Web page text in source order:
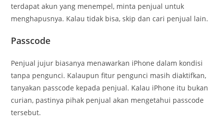
terdapat akun yang menempel, minta penjual untuk
menghapusnya. Kalau tidak bisa, skip dan cari penjual lain.
Passcode
Penjual jujur biasanya menawarkan iPhone dalam kondisi
tanpa pengunci. Kalaupun fitur pengunci masih diaktifkan,
tanyakan passcode kepada penjual. Kalau iPhone itu bukan
curian, pastinya pihak penjual akan mengetahui passcode
tersebut.